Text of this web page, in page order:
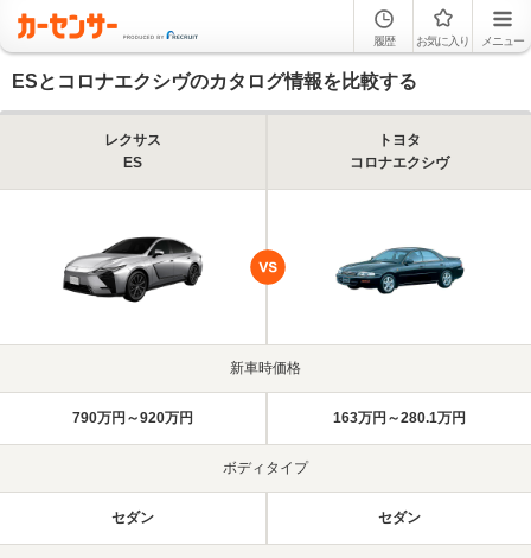
履歴 お気に入り メニュー
ESとコロナエクシヴのカタログ情報を比較する
レクサス
ES
トヨタ
コロナエクシヴ
新車時価格
790万円～920万円 163万円～280.1万円
ボディタイプ
セダン セダン